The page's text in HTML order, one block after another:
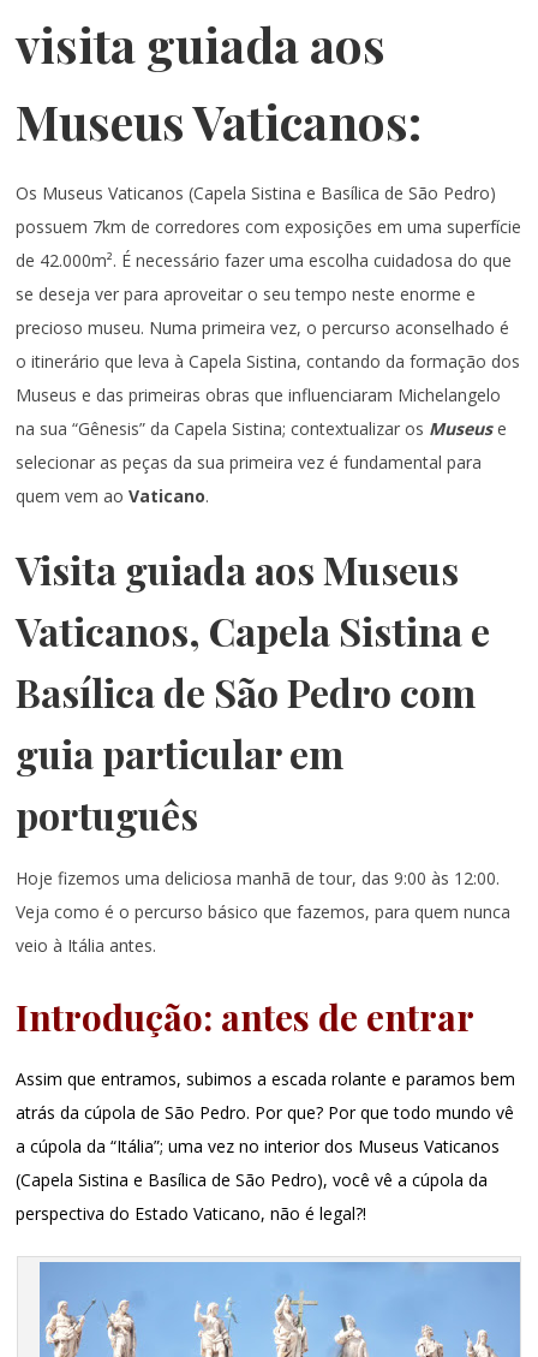
visita guiada aos
Museus Vaticanos:
Os Museus Vaticanos (Capela Sistina e Basílica de São Pedro)
possuem 7km de corredores com exposições em uma superfície
de 42.000m². É necessário fazer uma escolha cuidadosa do que
se deseja ver para aproveitar o seu tempo neste enorme e
precioso museu. Numa primeira vez, o percurso aconselhado é
o itinerário que leva à Capela Sistina, contando da formação dos
Museus e das primeiras obras que influenciaram Michelangelo
na sua “Gênesis” da Capela Sistina; contextualizar os Museuse
selecionar as peças da sua primeira vez é fundamental para
quem vem aoVaticano.
Visita guiada aos Museus
Vaticanos, Capela Sistina e
Basílica de São Pedro com
guia particular em
português
Hoje fizemos uma deliciosa manhã de tour, das 9:00 às 12:00.
Veja como é o percurso básico que fazemos, para quem nunca
veio à Itália antes.
Introdução: antes de entrar
Assim que entramos, subimos a escada rolante e paramos bem
atrás da cúpola de São Pedro. Por que? Por que todo mundo vê
a cúpola da “Itália”; uma vez no interior dos Museus Vaticanos
(Capela Sistina e Basílica de São Pedro), você vê a cúpola da
perspectiva do Estado Vaticano, não é legal?!